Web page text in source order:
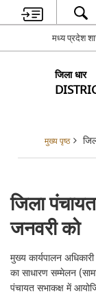
मध्य प्रदेश
जिला धार
मुख्य पृष्ठ
जिला
जनवरी को
मुख्य कार्यपालन
का साधारण सम्मेलन
पंचायत सभाकक्ष में